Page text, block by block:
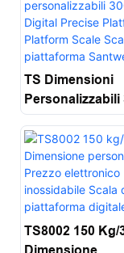
Di Pesatura
Scala Santwell
TS Dimensioni
Personalizzabili
Digital Precise
Platform Scale
Della
Santwell
TS8002 150 Kg/
Dimensione